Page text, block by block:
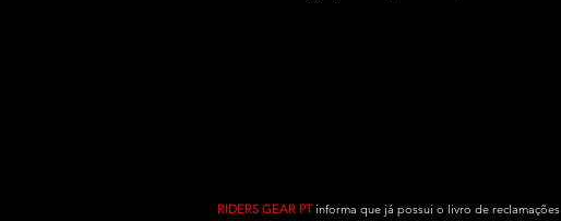
RIDERS GEAR PTinforma que já possui o livro de reclamações